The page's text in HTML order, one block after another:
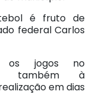
é fruto de
federal Carlos
os jogos no
também à
em dias